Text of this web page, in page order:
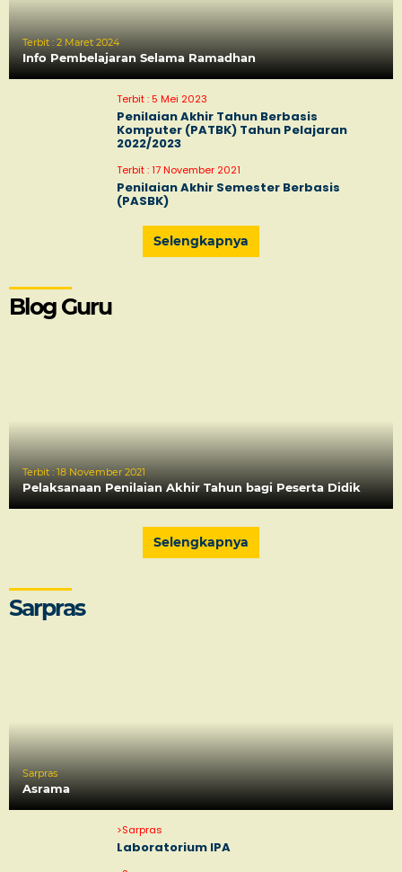
Terbit : 2 Maret 2024
Info Pembelajaran Selama Ramadhan
Terbit :5 Mei 2023
Penilaian Akhir Tahun Berbasis
Komputer (PATBK) Tahun Pelajaran
2022/2023
Terbit :17 November 2021
Penilaian Akhir Semester Berbasis
(PASBK)
Selengkapnya
Blog Guru
Terbit : 18 November 2021
Pelaksanaan Penilaian Akhir Tahun bagi Peserta Didik
Selengkapnya
Sarpras
Sarpras
Asrama
>Sarpras
Laboratorium IPA